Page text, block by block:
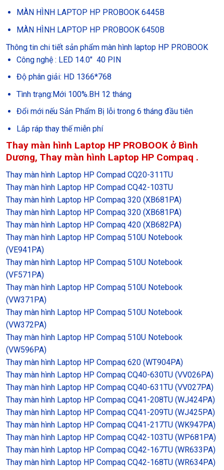
MÀN HÌNH LAPTOP HP PROBOOK 6445B
MÀN HÌNH LAPTOP HP PROBOOK 6450B
Thông tin chi tiết sản phẩm màn hình laptop HP PROBOOK
Công nghệ : LED 14.0″ 40 PIN
Độ phân giải: HD 1366*768
Tình trạng:Mới 100%.BH 12 tháng
Đổi mới nếu Sản Phẩm Bị lỗi trong 6 tháng đầu tiên
Lắp ráp thay thế miễn phí
Thay màn hình Laptop HP PROBOOK ở Bình
Dương, Thay màn hình Laptop HP Compaq .
Thay màn hình Laptop HP Compad CQ20-311TU
Thay màn hình Laptop HP Compad CQ42-103TU
Thay màn hình Laptop HP Compaq 320 (XB681PA)
Thay màn hình Laptop HP Compaq 320 (XB681PA)
Thay màn hình Laptop HP Compaq 420 (XB682PA)
Thay màn hình Laptop HP Compaq 510U Notebook
(VE941PA)
Thay màn hình Laptop HP Compaq 510U Notebook
(VF571PA)
Thay màn hình Laptop HP Compaq 510U Notebook
(VW371PA)
Thay màn hình Laptop HP Compaq 510U Notebook
(VW372PA)
Thay màn hình Laptop HP Compaq 510U Notebook
(VW596PA)
Thay màn hình Laptop HP Compaq 620 (WT904PA)
Thay màn hình Laptop HP Compaq CQ40-630TU (VV026PA)
Thay màn hình Laptop HP Compaq CQ40-631TU (VV027PA)
Thay màn hình Laptop HP Compaq CQ41-208TU (WJ424PA)
Thay màn hình Laptop HP Compaq CQ41-209TU (WJ425PA)
Thay màn hình Laptop HP Compaq CQ41-217TU (WK947PA)
Thay màn hình Laptop HP Compaq CQ42-103TU (WP681PA)
Thay màn hình Laptop HP Compaq CQ42-167TU (WR633PA)
Thay màn hình Laptop HP Compaq CQ42-168TU (WR634PA)